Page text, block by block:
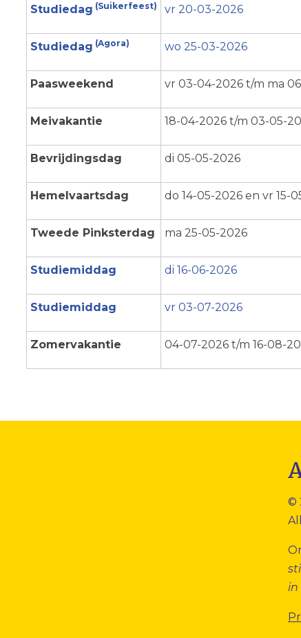
Studiedag (Suikerfeest) vr 20-03-2026
Studiedag (Agora) wo 25-03-2026
Paasweekend vr 03-04-2026 t/m ma
Meivakantie 18-04-2026 t/m 03-05-
Bevrijdingsdag di 05-05-2026
Hemelvaartsdag do 14-05-2026 en vr 15-
Tweede Pinksterdag ma 25-05-2026
Studiemiddag di 16-06-2026
Studiemiddag vr 03-07-2026
Zomervakantie 04-07-2026 t/m 16-08-
©
in